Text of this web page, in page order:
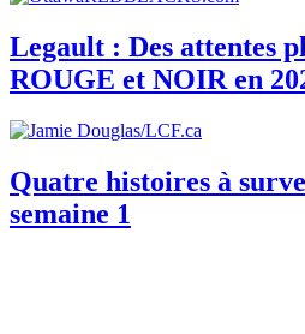
Legault : Des attentes
ROUGE et NOIR en
Quatre histoires à
semaine 1